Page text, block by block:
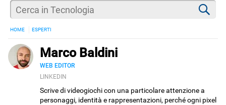
ACCOUNT
MAIL
HOME ESPERTI
Marco Baldini
WEB EDITOR
LINKEDIN
Scrive di videogiochi con una particolare attenzione a
personaggi, identità e rappresentazioni, perché ogni pixel